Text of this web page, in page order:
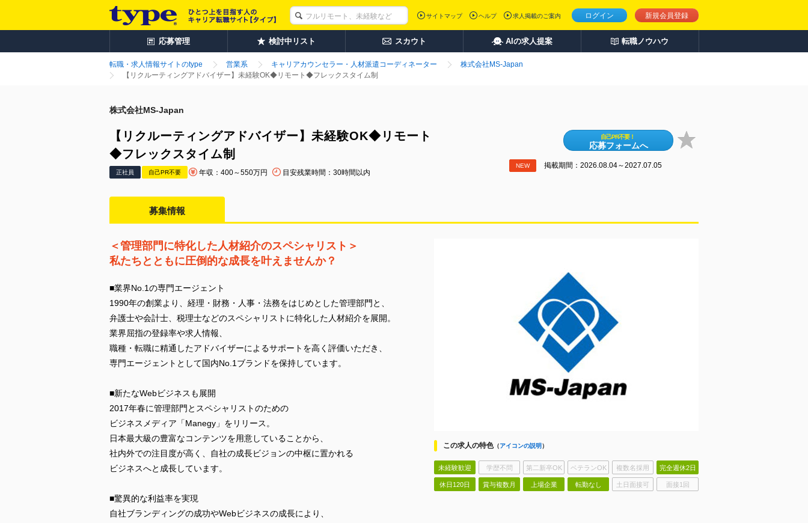
ログイン 新規会員登録
サイトマップ ヘルプ 求人掲載のご案内
応募管理 検討中リスト スカウト AIの求人提案 転職ノウハウ
転職・求人情報サイトのtype 営業系 キャリアカウンセラー・人材派遣コーディネーター
株式会社MS-Japan
【リクルーティングアドバイザー】未経験OK◆リモート◆フレックスタイム制
株式会社MS-Japan
【リクルーティングアドバイザー】未経験OK◆リモート
◆フレックスタイム制
正社員 自己PR不要 年収：400～550万円 目安残業時間：30時間以内
自己PR不要！
応募フォームへ
NEW 掲載期間：2026.08.04～2027.07.05
募集情報
この求人の特色（アイコンの説明）
未経験歓迎 学歴不問 第二新卒OK ベテランOK 複数名採用 完全週休2日
休日120日 賞与複数月 上場企業 転勤なし 土日面接可 面接1回
＜管理部門に特化した人材紹介のスペシャリスト＞
私たちとともに圧倒的な成長を叶えませんか？
■業界No.1の専門エージェント
1990年の創業より、経理・財務・人事・法務をはじめとした管理部門と、
弁護士や会計士、税理士などのスペシャリストに特化した人材紹介を展開。
業界屈指の登録率や求人情報、
職種・転職に精通したアドバイザーによるサポートを高く評価いただき、
専門エージェントとして国内No.1ブランドを保持しています。
■新たなWebビジネスも展開
2017年春に管理部門とスペシャリストのための
ビジネスメディア「Manegy」をリリース。
日本最大級の豊富なコンテンツを用意していることから、
社内外での注目度が高く、自社の成長ビジョンの中枢に置かれる
ビジネスへと成長しています。
■驚異的な利益率を実現
自社ブランディングの成功やWebビジネスの成長により、